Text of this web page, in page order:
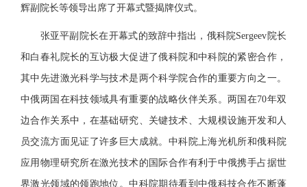
辉副院长等领导出席了开幕式暨揭牌仪式。
张亚平副院长在开幕式的致辞中指出，俄科院Sergeev院长
和白春礼院长的互访极大促进了俄科院和中科院的紧密合作，
其中先进激光科学与技术是两个科学院合作的重要方向之一。
中俄两国在科技领域具有重要的战略伙伴关系。两国在70年双
边合作关系中，在基础研究、关键技术、大规模设施开发和人
员交流方面见证了许多巨大成就。中科院上海光机所和俄科院
应用物理研究所在激光技术的国际合作有利于中俄携手占据世
界激光领域的领跑地位。中科院期待看到中俄科技合作不断蓬